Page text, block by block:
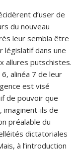
d’user de
du nouveau
leur sembla être
législatif dans une
allures putschistes.
alinéa 7 de leur
est visé
de pouvoir que
imaginent-ils de
préalable du
dictatoriales
à l’introduction